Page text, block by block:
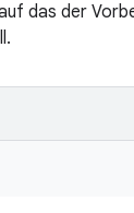
das der